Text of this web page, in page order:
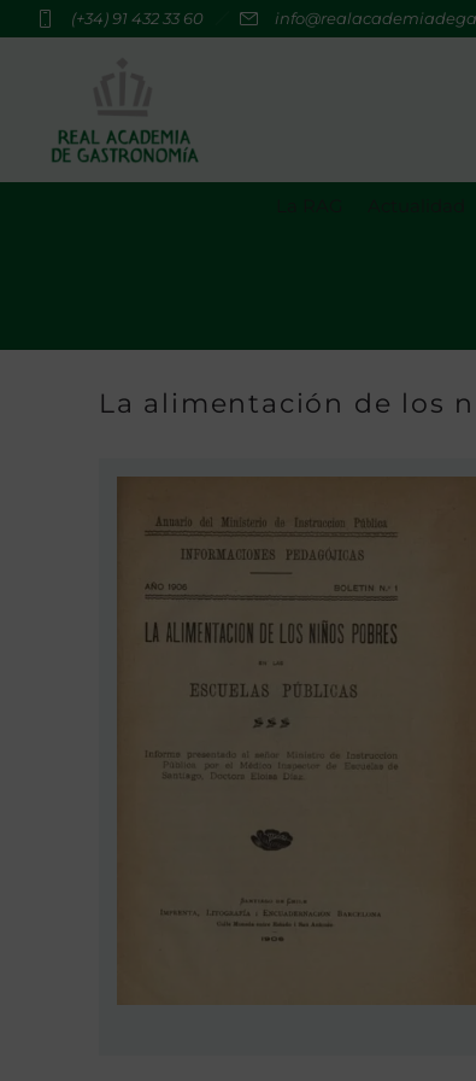
(+34) 91 432 33 60
La alimentación de los